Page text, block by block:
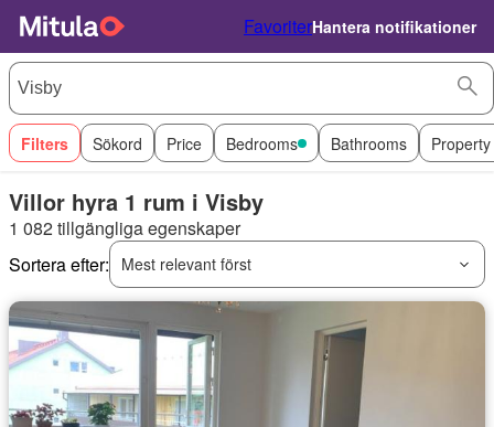
FavoriterHantera notifikationer
Filters Sökord Price Bedrooms Bathrooms
Villor hyra 1 rum i Visby
1 082 tillgängliga egenskaper
Sortera efter:
Mest relevant först